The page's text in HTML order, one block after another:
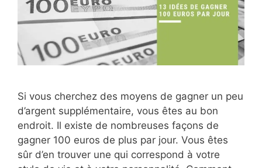
Si vous cherchez des moyens de gagner un peu
d’argent supplémentaire, vous êtes au bon
endroit. Il existe de nombreuses façons de
gagner 100 euros de plus par jour. Vous êtes
sûr d’en trouver une qui correspond à votre